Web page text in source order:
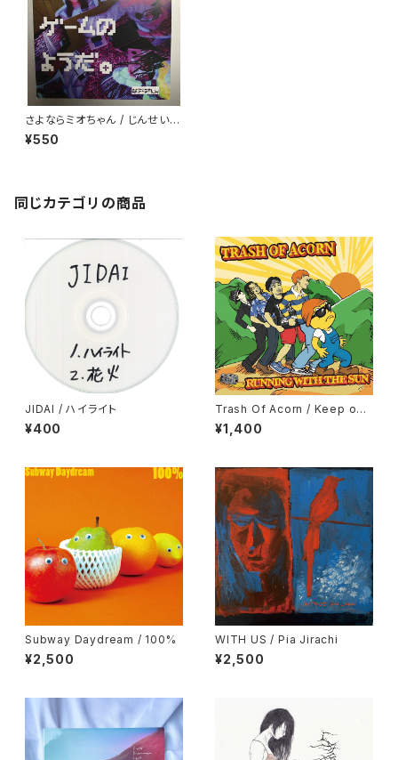
さよならミオちゃん / じんせいは
ゲームのようだ。
¥550
同じカテゴリの商品
JIDAI / ハイライト
¥400
Trash Of Acorn / Keep on
Running
¥1,400
Subway Daydream / 100%
¥2,500
WITH US / Pia Jirachi
¥2,500